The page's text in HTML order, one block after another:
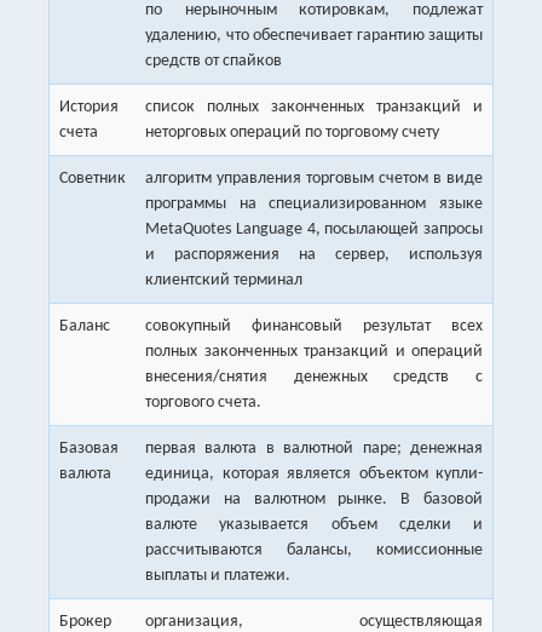
по нерыночным котировкам, подлежат
удалению, что обеспечивает гарантию защиты
средств от спайков
История
счета
список полных законченных транзакций и
неторговых операций по торговому счету
Советник
алгоритм управления торговым счетом в виде
программы на специализированном языке
MetaQuotes Language 4, посылающей запросы
и распоряжения на сервер, используя
клиентский терминал
Баланс
совокупный финансовый результат всех
полных законченных транзакций и операций
внесения/снятия денежных средств с
торгового счета.
Базовая
валюта
первая валюта в валютной паре; денежная
единица, которая является объектом купли-
продажи на валютном рынке. В базовой
валюте указывается объем сделки и
рассчитываются балансы, комиссионные
выплаты и платежи.
Брокер
организация, осуществляющая